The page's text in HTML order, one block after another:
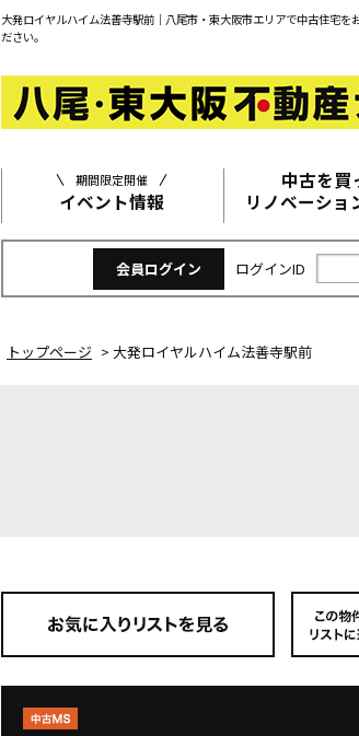
大発ロイヤルハイム法善寺駅前｜八尾市・東大阪市エリアで中古住宅を
ださい。
期間限定開催
イベント情報
中古を買
リノベーショ
会員ログイン ログインID
トップページ > 大発ロイヤルハイム法善寺駅前